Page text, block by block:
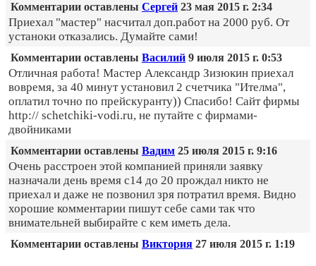
Комментарии оставлены Сергей 23 мая 2015 г. 2:34
Приехал "мастер" насчитал доп.работ на 2000 руб. От
устаноки отказались. Думайте сами!
Комментарии оставлены Василий 9 июля 2015 г. 0:53
Отличная работа! Мастер Александр Зизюкин приехал
вовремя, за 40 минут установил 2 счетчика "Ителма",
оплатил точно по прейскуранту)) Спасибо! Сайт фирмы
http:// schetchiki-vodi.ru, не путайте с фирмами-
двойниками
Комментарии оставлены Вадим 25 июля 2015 г. 9:16
Очень расстроен этой компанией приняли заявку
назначали день время с14 до 20 прождал никто не
приехал и даже не позвонил зря потратил время. Видно
хорошие комментарии пишут себе сами так что
внимательней выбирайте с кем иметь дела.
Комментарии оставлены Виктория 27 июля 2015 г. 1:19